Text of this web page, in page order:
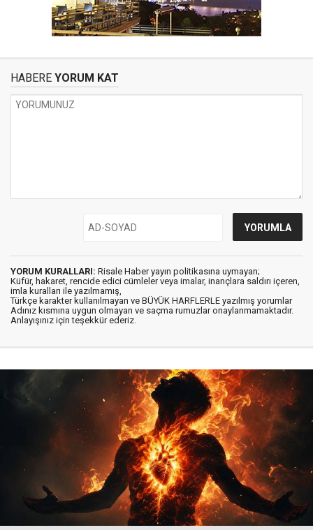
HABERE YORUM KAT
YORUM KURALLARI: Risale Haber yayın politikasına uymayan;
Küfür, hakaret, rencide edici cümleler veya imalar, inançlara saldırı içeren,
imla kuralları ile yazılmamış,
Türkçe karakter kullanılmayan ve BÜYÜK HARFLERLE yazılmış yorumlar
Adınız kısmına uygun olmayan ve saçma rumuzlar onaylanmamaktadır.
Anlayışınız için teşekkür ederiz.